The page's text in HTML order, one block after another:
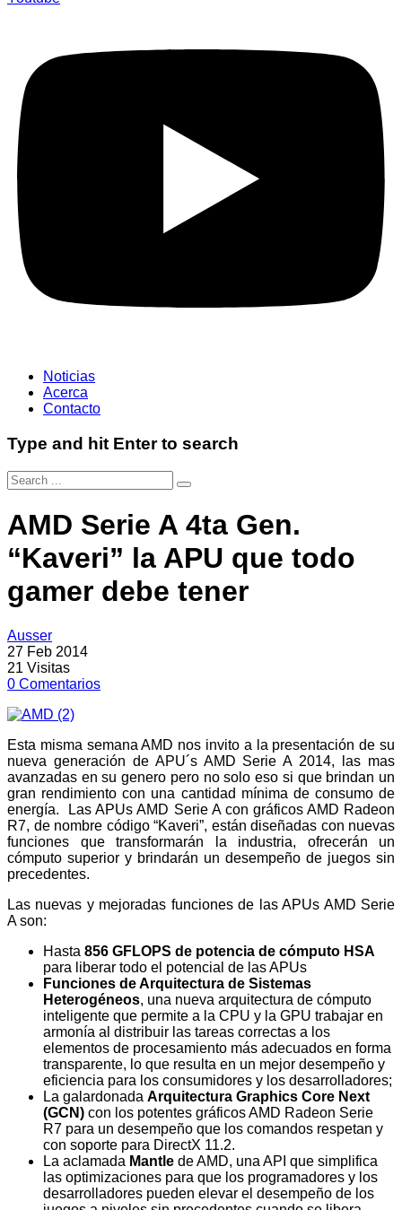
Noticias
Acerca
Contacto
Type and hit Enter to search
AMD Serie A 4ta Gen.
“Kaveri” la APU que todo
gamer debe tener
Ausser
27 Feb 2014
21 Visitas
0 Comentarios
Esta misma semana AMD nos invito a la presentación de su
nueva generación de APU´s AMD Serie A 2014, las mas
avanzadas en su genero pero no solo eso si que brindan un
gran rendimiento con una cantidad mínima de consumo de
energía. Las APUs AMD Serie A con gráficos AMD Radeon
R7, de nombre código “Kaveri”, están diseñadas con nuevas
funciones que transformarán la industria, ofrecerán un
cómputo superior y brindarán un desempeño de juegos sin
precedentes.
Las nuevas y mejoradas funciones de las APUs AMD Serie
A son:
Hasta 856 GFLOPS de potencia de cómputo HSA
para liberar todo el potencial de las APUs
Funciones de Arquitectura de Sistemas
Heterogéneos, una nueva arquitectura de cómputo
inteligente que permite a la CPU y la GPU trabajar en
armonía al distribuir las tareas correctas a los
elementos de procesamiento más adecuados en forma
transparente, lo que resulta en un mejor desempeño y
eficiencia para los consumidores y los desarrolladores;
La galardonada Arquitectura Graphics Core Next
(GCN) con los potentes gráficos AMD Radeon Serie
R7 para un desempeño que los comandos respetan y
con soporte para DirectX 11.2.
La aclamada Mantle de AMD, una API que simplifica
las optimizaciones para que los programadores y los
desarrolladores pueden elevar el desempeño de los